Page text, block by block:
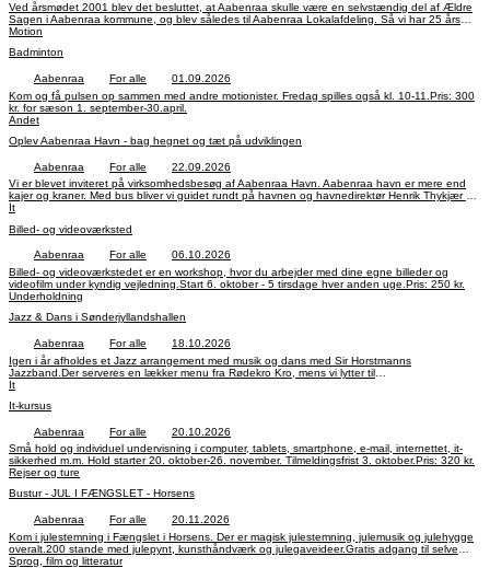
Ved årsmødet 2001 blev det besluttet, at Aabenraa skulle være en selvstændig del af Ældre
Sagen i Aabenraa kommune, og blev således til Aabenraa Lokalafdeling. Så vi har 25 års
jubilæum i år. Dette vil vi fejre ved at invitere vores medlemmer til 2 forskellige arrangementer,
arrangementer er kun for medlemmer af Aabenraa Lokalafdeling. Læs nedenunder om
Motion
Badminton
Aabenraa For alle
01.09.2026
Kom og få pulsen op sammen med andre motionister. Fredag spilles også kl. 10-11.Pris: 300
kr. for sæson 1. september-30.april.
Andet
Oplev Aabenraa Havn - bag hegnet og tæt på udviklingen
Aabenraa For alle
22.09.2026
Vi er blevet inviteret på virksomhedsbesøg af Aabenraa Havn. Aabenraa havn er mere end
kajer og kraner. Med bus bliver vi guidet rundt på havnen og havnedirektør Henrik Thykjær vil
fortælle om havnens historie og planer for fremtiden. Undervejs er Aabenraa Havn vært ved
It
Billed- og videoværksted
Aabenraa For alle
06.10.2026
Billed- og videoværkstedet er en workshop, hvor du arbejder med dine egne billeder og
videofilm under kyndig vejledning.Start 6. oktober - 5 tirsdage hver anden uge.Pris: 250 kr.
Underholdning
Jazz & Dans i Sønderjyllandshallen
Aabenraa For alle
18.10.2026
Igen i år afholdes et Jazz arrangement med musik og dans med Sir Horstmanns
Jazzband.Der serveres en lækker menu fra Rødekro Kro, mens vi lytter til
musikken.Efterfølgende er der mulighed for en sving om.
It
It-kursus
Aabenraa For alle
20.10.2026
Små hold og individuel undervisning i computer, tablets, smartphone, e-mail, internettet, it-
sikkerhed m.m. Hold starter 20. oktober-26. november. Tilmeldingsfrist 3. oktober.Pris: 320 kr.
Rejser og ture
Bustur - JUL I FÆNGSLET - Horsens
Aabenraa For alle
20.11.2026
Kom i julestemning i Fængslet i Horsens. Der er magisk julestemning, julemusik og julehygge
overalt.200 stande med julepynt, kunsthåndværk og julegaveideer. Gratis adgang til selve
Fængselsmuseet.Ved ankomst får vi et julemåltid på Brasseriet.
Sprog, film og litteratur